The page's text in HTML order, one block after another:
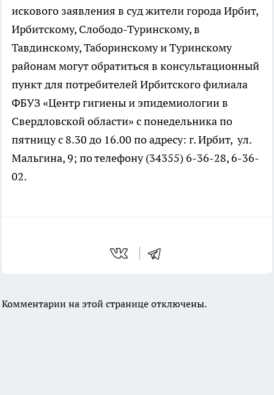
искового заявления в суд жители города Ирбит,
Ирбитскому, Слободо-Туринскому, в
Тавдинскому, Таборинскому и Туринскому
районам могут обратиться в консультационный
пункт для потребителей Ирбитского филиала
ФБУЗ «Центр гигиены и эпидемиологии в
Свердловской области» с понедельника по
пятницу с 8.30 до 16.00 по адресу: г. Ирбит, ул.
Мальгина, 9; по телефону (34355) 6-36-28, 6-36-
02.
Комментарии на этой странице отключены.